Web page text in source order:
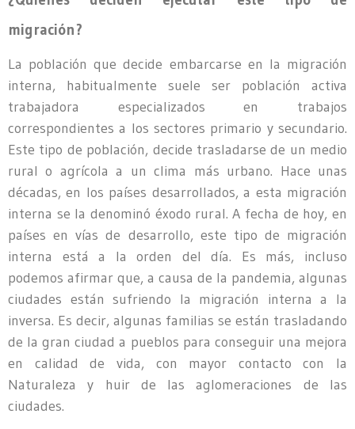
migración?
La población que decide embarcarse en la migración
interna, habitualmente suele ser población activa
trabajadora especializados en trabajos
correspondientes a los sectores primario y secundario.
Este tipo de población, decide trasladarse de un medio
rural o agrícola a un clima más urbano. Hace unas
décadas, en los países desarrollados, a esta migración
interna se la denominó éxodo rural. A fecha de hoy, en
países en vías de desarrollo, este tipo de migración
interna está a la orden del día. Es más, incluso
podemos afirmar que, a causa de la pandemia, algunas
ciudades están sufriendo la migración interna a la
inversa. Es decir, algunas familias se están trasladando
de la gran ciudad a pueblos para conseguir una mejora
en calidad de vida, con mayor contacto con la
Naturaleza y huir de las aglomeraciones de las
ciudades.